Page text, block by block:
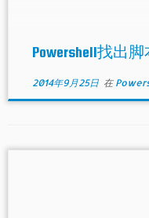
Powershell找出
2014年9月25日在